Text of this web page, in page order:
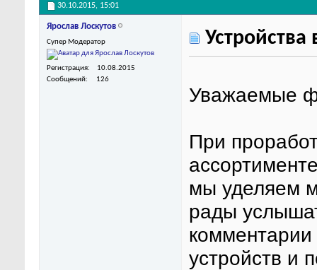
30.10.2015, 15:01
Ярослав Лоскутов
Супер Модератор
Регистрация
10.08.2015
Сообщений
126
Устройства
Уважаемые
При
мы уделяем
рады
устройств и